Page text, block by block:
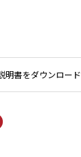
明書をダウンロード